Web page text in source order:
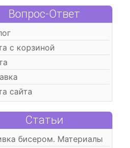
Вопрос-Ответ
с корзиной
сайта
Статьи
бисером. Материалы